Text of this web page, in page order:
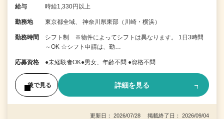
給与 時給1,330円以上
勤務地 東京都全域、 神奈川県東部（川崎・横浜）
勤務時間
シフト制 ※物件によってシフトは異なります。 1日3時間
～OK ☆シフト申請は、勤…
応募資格 ●未経験者OK●男女、年齢不問 ●資格不問
後で見る 詳細を見る
更新日： 2026/07/28 掲載終了日： 2026/09/04